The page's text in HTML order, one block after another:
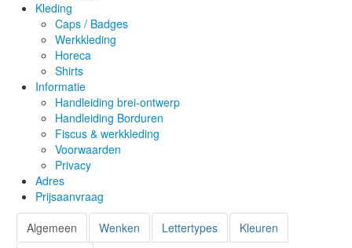
Kleding
Caps / Badges
Werkkleding
Horeca
Shirts
Informatie
Handleiding brei-ontwerp
Handleiding Borduren
Fiscus & werkkleding
Voorwaarden
Privacy
Adres
Prijsaanvraag
Algemeen
Wenken Lettertypes
Kleuren